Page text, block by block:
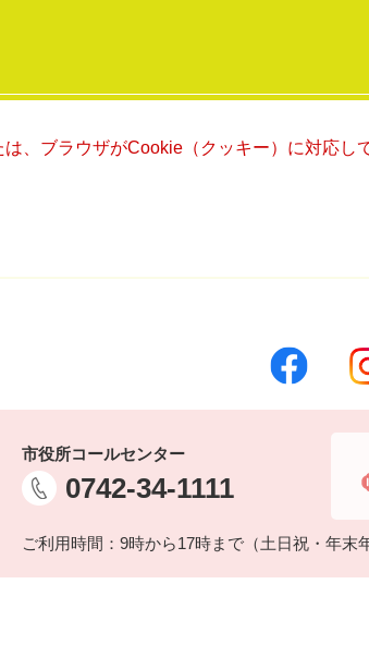
、ブラウザがCookie（クッキー）に対応し
市役所コールセンター
0742-34-1111
ご利用時間：9時から17時まで（土日祝・年末